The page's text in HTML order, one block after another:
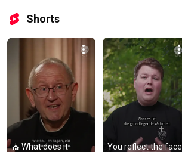
Shorts
⛪ What does it
You reflect the face